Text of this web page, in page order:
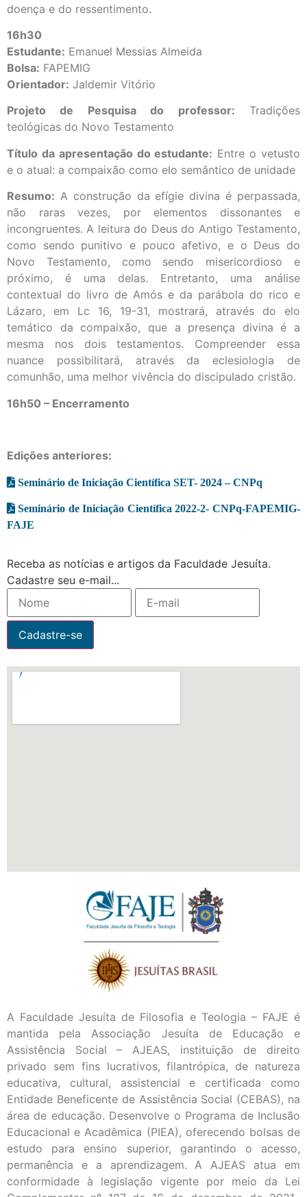
doença e do ressentimento.
16h30
Estudante: Emanuel Messias Almeida
Bolsa: FAPEMIG
Orientador: Jaldemir Vitório
Projeto de Pesquisa do professor: Tradições
teológicas do Novo Testamento
Título da apresentação do estudante: Entre o vetusto
e o atual: a compaixão como elo semântico de unidade
Resumo: A construção da efígie divina é perpassada,
não raras vezes, por elementos dissonantes e
incongruentes. A leitura do Deus do Antigo Testamento,
como sendo punitivo e pouco afetivo, e o Deus do
Novo Testamento, como sendo misericordioso e
próximo, é uma delas. Entretanto, uma análise
contextual do livro de Amós e da parábola do rico e
Lázaro, em Lc 16, 19-31, mostrará, através do elo
temático da compaixão, que a presença divina é a
mesma nos dois testamentos. Compreender essa
nuance possibilitará, através da eclesiologia de
comunhão, uma melhor vivência do discipulado cristão.
16h50 – Encerramento
Edições anteriores:
Seminário de Iniciação Científica SET- 2024 – CNPq
Seminário de Iniciação Científica 2022-2- CNPq-FAPEMIG-
FAJE
Receba as notícias e artigos da Faculdade Jesuíta.
Cadastre seu e-mail...
A Faculdade Jesuíta de Filosofia e Teologia – FAJE é
mantida pela Associação Jesuíta de Educação e
Assistência Social – AJEAS, instituição de direito
privado sem fins lucrativos, filantrópica, de natureza
educativa, cultural, assistencial e certificada como
Entidade Beneficente de Assistência Social (CEBAS), na
área de educação. Desenvolve o Programa de Inclusão
Educacional e Acadêmica (PIEA), oferecendo bolsas de
estudo para ensino superior, garantindo o acesso,
permanência e a aprendizagem. A AJEAS atua em
conformidade à legislação vigente por meio da Lei